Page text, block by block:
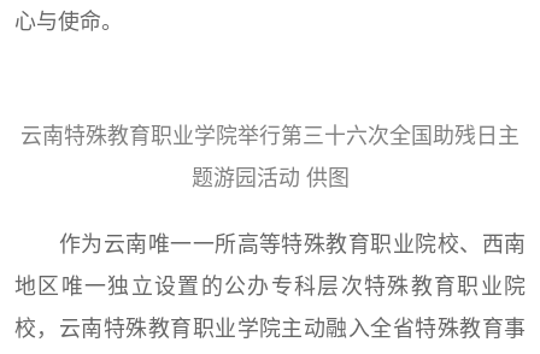
心与使命。
云南特殊教育职业学院举行第三十六次全国助残日主
题游园活动 供图
作为云南唯一一所高等特殊教育职业院校、西南
地区唯一独立设置的公办专科层次特殊教育职业院
校，云南特殊教育职业学院主动融入全省特殊教育事